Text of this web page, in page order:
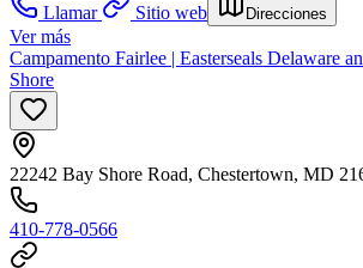
Llamar
Sitio web Direcciones
Ver más
Campamento Fairlee | Easterseals Delaware
Shore
22242 Bay Shore Road, Chestertown, MD
410-778-0566